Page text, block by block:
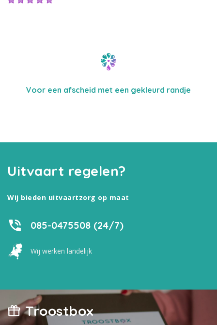
Voor een afscheid met een gekleurd randje
Uitvaart regelen?
Wij bieden uitvaartzorg op maat
085-0475508 (24/7)
Wij werken landelijk
Troostbox